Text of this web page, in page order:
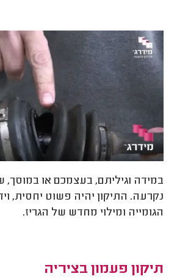
במידה וגיליתם, בעצמכם או במוסך,
נקרעה. התיקון יהיה פשוט יחסית,
הגומייה ומילוי מחדש של הגריז.
תיקון פעמון בציריה